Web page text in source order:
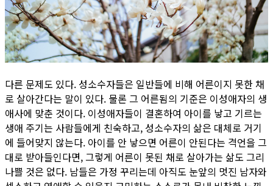
다른 문제도 있다. 성소수자들은 일반들에 비해 어른이지 못한 채
로 살아간다는 말이 있다. 물론 그 어른됨의 기준은 이성애자의 생
애사에 맞춘 것이다. 이성애자들이 결혼하여 아이를 낳고 기르는
생애 주기는 사람들에게 친숙하고, 성소수자의 삶은 대체로 거기
에 들어맞지 않는다. 아이를 안 낳으면 어른이 안된다는 격언을 그
대로 받아들인다면, 그렇게 어른이 못된 채로 살아가는 삶도 그리
나쁠 것은 없다. 남들은 가정 꾸리는데 아직도 눈앞의 멋진 남자와